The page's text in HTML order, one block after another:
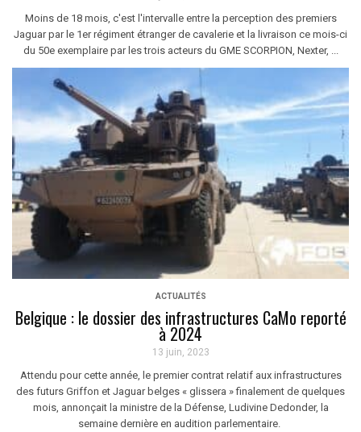
Moins de 18 mois, c'est l'intervalle entre la perception des premiers
Jaguar par le 1er régiment étranger de cavalerie et la livraison ce mois-ci
du 50e exemplaire par les trois acteurs du GME SCORPION, Nexter, ...
ACTUALITÉS
Belgique : le dossier des infrastructures CaMo reporté
à 2024
13 juin, 2023
Attendu pour cette année, le premier contrat relatif aux infrastructures
des futurs Griffon et Jaguar belges « glissera » finalement de quelques
mois, annonçait la ministre de la Défense, Ludivine Dedonder, la
semaine dernière en audition parlementaire.